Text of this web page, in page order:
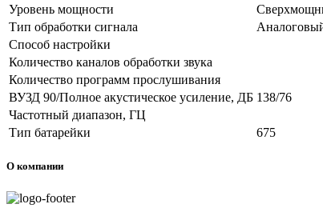
Уровень мощности
Тип обработки сигнала
Способ настройки
Количество каналов обработки звука
Количество программ прослушивания
ВУЗД 90/Полное акустическое усиление, ДБ 138/76
Частотный диапазон, ГЦ
Тип батарейки
675
О компании